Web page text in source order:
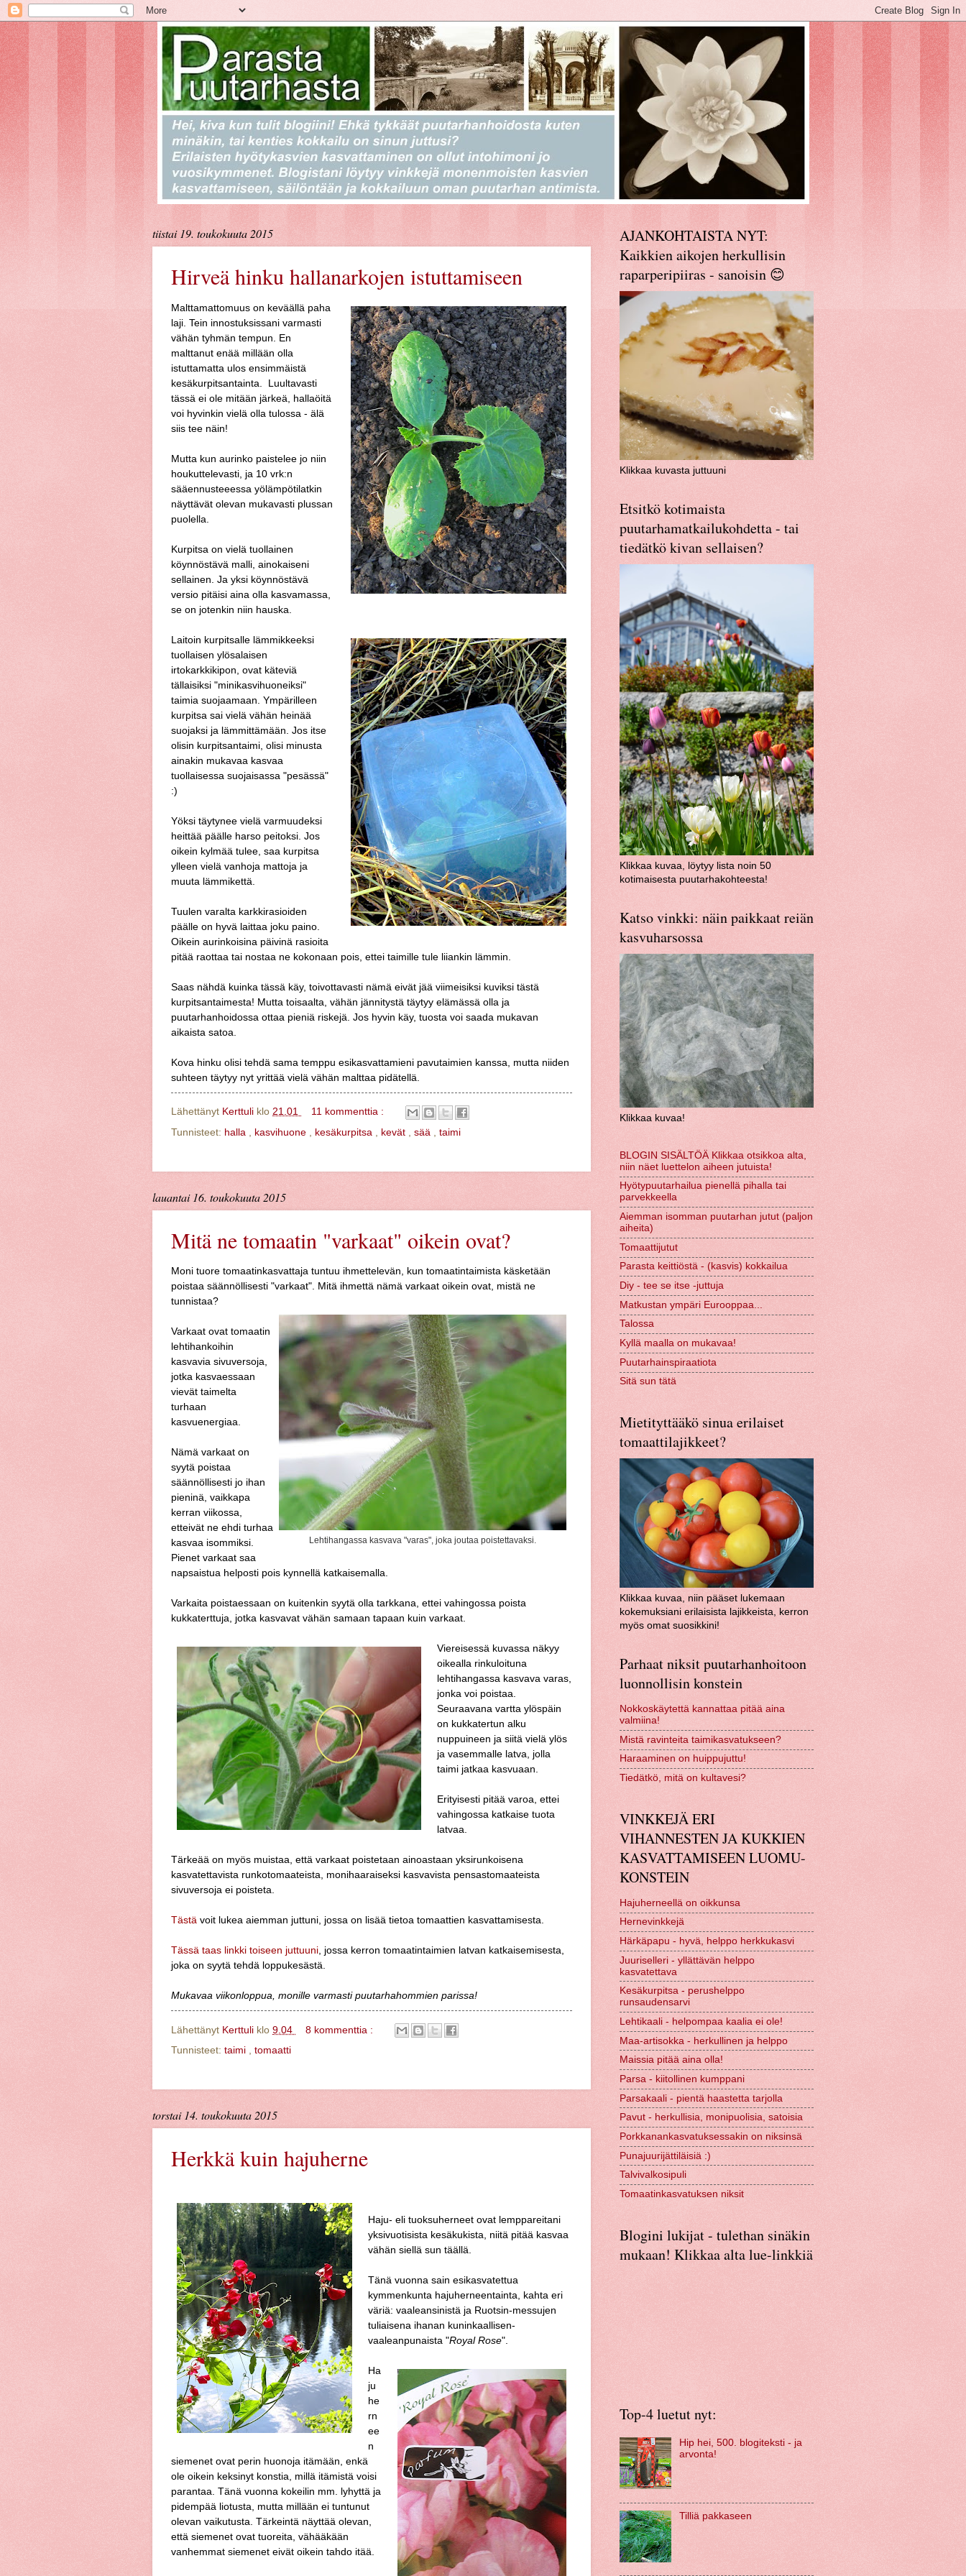
tiistai 19. toukokuuta 2015
Hirveä hinku hallanarkojen istuttamiseen
Malttamattomuus on keväällä paha
laji. Tein innostuksissani varmasti
vähän tyhmän tempun. En
malttanut enää millään olla
istuttamatta ulos ensimmäistä
kesäkurpitsantainta. Luultavasti
tässä ei ole mitään järkeä, hallaöitä
voi hyvinkin vielä olla tulossa - älä
siis tee näin!
Mutta kun aurinko paistelee jo niin
houkuttelevasti, ja 10 vrk:n
sääennusteeessa yölämpötilatkin
näyttävät olevan mukavasti plussan
puolella.
Kurpitsa on vielä tuollainen
köynnöstävä malli, ainokaiseni
sellainen. Ja yksi köynnöstävä
versio pitäisi aina olla kasvamassa,
se on jotenkin niin hauska.
Laitoin kurpitsalle lämmikkeeksi
tuollaisen ylösalaisen
irtokarkkikipon, ovat käteviä
tällaisiksi "minikasvihuoneiksi"
taimia suojaamaan. Ympärilleen
kurpitsa sai vielä vähän heinää
suojaksi ja lämmittämään. Jos itse
olisin kurpitsantaimi, olisi minusta
ainakin mukavaa kasvaa
tuollaisessa suojaisassa "pesässä"
:)
Yöksi täytynee vielä varmuudeksi
heittää päälle harso peitoksi. Jos
oikein kylmää tulee, saa kurpitsa
ylleen vielä vanhoja mattoja ja
muuta lämmikettä.
Tuulen varalta karkkirasioiden
päälle on hyvä laittaa joku paino.
Oikein aurinkoisina päivinä rasioita
pitää raottaa tai nostaa ne kokonaan pois, ettei taimille tule liiankin lämmin.
Saas nähdä kuinka tässä käy, toivottavasti nämä eivät jää viimeisiksi kuviksi tästä
kurpitsantaimesta! Mutta toisaalta, vähän jännitystä täytyy elämässä olla ja
puutarhanhoidossa ottaa pieniä riskejä. Jos hyvin käy, tuosta voi saada mukavan
aikaista satoa.
Kova hinku olisi tehdä sama temppu esikasvattamieni pavutaimien kanssa, mutta niiden
suhteen täytyy nyt yrittää vielä vähän malttaa pidätellä.
Lähettänyt Kerttuli klo 21.01
11 kommenttia :
Tunnisteet: halla kasvihuone kesäkurpitsa kevät sää taimi
lauantai 16. toukokuuta 2015
Mitä ne tomaatin "varkaat" oikein ovat?
Moni tuore tomaatinkasvattaja tuntuu ihmettelevän, kun tomaatintaimista käsketään
poistaa säännöllisesti "varkaat". Mitä ihmettä nämä varkaat oikein ovat, mistä ne
tunnistaa?
Lehtihangassa kasvava "varas", joka joutaa poistettavaksi.
Varkaat ovat tomaatin
lehtihankoihin
kasvavia sivuversoja,
jotka kasvaessaan
vievät taimelta
turhaan
kasvuenergiaa.
Nämä varkaat on
syytä poistaa
säännöllisesti jo ihan
pieninä, vaikkapa
kerran viikossa,
etteivät ne ehdi turhaa
kasvaa isommiksi.
Pienet varkaat saa
napsaistua helposti pois kynnellä katkaisemalla.
Varkaita poistaessaan on kuitenkin syytä olla tarkkana, ettei vahingossa poista
kukkaterttuja, jotka kasvavat vähän samaan tapaan kuin varkaat.
Viereisessä kuvassa näkyy
oikealla rinkuloituna
lehtihangassa kasvava varas,
jonka voi poistaa.
Seuraavana vartta ylöspäin
on kukkatertun alku
nuppuineen ja siitä vielä ylös
ja vasemmalle latva, jolla
taimi jatkaa kasvuaan.
Erityisesti pitää varoa, ettei
vahingossa katkaise tuota
latvaa.
Tärkeää on myös muistaa, että varkaat poistetaan ainoastaan yksirunkoisena
kasvatettavista runkotomaateista, monihaaraiseksi kasvavista pensastomaateista
sivuversoja ei poisteta.
Tästä voit lukea aiemman juttuni, jossa on lisää tietoa tomaattien kasvattamisesta.
Tässä taas linkki toiseen juttuuni, jossa kerron tomaatintaimien latvan katkaisemisesta,
joka on syytä tehdä loppukesästä.
Mukavaa viikonloppua, monille varmasti puutarhahommien parissa!
Lähettänyt Kerttuli klo 9.04
8 kommenttia :
Tunnisteet: taimi , tomaatti
torstai 14. toukokuuta 2015
Herkkä kuin hajuherne
Haju- eli tuoksuherneet ovat lemppareitani
yksivuotisista kesäkukista, niitä pitää kasvaa
vähän siellä sun täällä.
Tänä vuonna sain esikasvatettua
kymmenkunta hajuherneentainta, kahta eri
väriä: vaaleansinistä ja Ruotsin-messujen
tuliaisena ihanan kuninkaallisen-
vaaleanpunaista "Royal Rose".
Ha
ju
he
rn
ee
n
siemenet ovat perin huonoja itämään, enkä
ole oikein keksinyt konstia, millä itämistä voisi
parantaa. Tänä vuonna kokeilin mm. lyhyttä ja
pidempää liotusta, mutta millään ei tuntunut
olevan vaikutusta. Tärkeintä näyttää olevan,
että siemenet ovat tuoreita, vähääkään
vanhemmat siemenet eivät oikein tahdo itää.
AJANKOHTAISTA NYT:
Kaikkien aikojen herkullisin
raparperipiiras - sanoisin 😊
Klikkaa kuvasta juttuuni
Etsitkö kotimaista
puutarhamatkailukohdetta - tai
tiedätkö kivan sellaisen?
Klikkaa kuvaa, löytyy lista noin 50
kotimaisesta puutarhakohteesta!
Katso vinkki: näin paikkaat reiän
kasvuharsossa
Klikkaa kuvaa!
BLOGIN SISÄLTÖÄ Klikkaa otsikkoa alta,
niin näet luettelon aiheen jutuista!
Hyötypuutarhailua pienellä pihalla tai
parvekkeella
Aiemman isomman puutarhan jutut (paljon
aiheita)
Tomaattijutut
Parasta keittiöstä - (kasvis) kokkailua
Diy - tee se itse -juttuja
Matkustan ympäri Eurooppaa...
Talossa
Kyllä maalla on mukavaa!
Puutarhainspiraatiota
Sitä sun tätä
Mietityttääkö sinua erilaiset
tomaattilajikkeet?
Klikkaa kuvaa, niin pääset lukemaan
kokemuksiani erilaisista lajikkeista, kerron
myös omat suosikkini!
Parhaat niksit puutarhanhoitoon
luonnollisin konstein
Nokkoskäytettä kannattaa pitää aina
valmiina!
Mistä ravinteita taimikasvatukseen?
Haraaminen on huippujuttu!
Tiedätkö, mitä on kultavesi?
VINKKEJÄ ERI
VIHANNESTEN JA KUKKIEN
KASVATTAMISEEN LUOMU-
KONSTEIN
Hajuherneellä on oikkunsa
Hernevinkkejä
Härkäpapu - hyvä, helppo herkkukasvi
Juuriselleri - yllättävän helppo
kasvatettava
Kesäkurpitsa - perushelppo
runsaudensarvi
Lehtikaali - helpompaa kaalia ei ole!
Maa-artisokka - herkullinen ja helppo
Maissia pitää aina olla!
Parsa - kiitollinen kumppani
Parsakaali - pientä haastetta tarjolla
Pavut - herkullisia, monipuolisia, satoisia
Porkkanankasvatuksessakin on niksinsä
Punajuurijättiläisiä :)
Talvivalkosipuli
Tomaatinkasvatuksen niksit
Blogini lukijat - tulethan sinäkin
mukaan! Klikkaa alta lue-linkkiä
Top-4 luetut nyt:
Hip hei, 500. blogiteksti - ja
arvonta!
Tilliä pakkaseen